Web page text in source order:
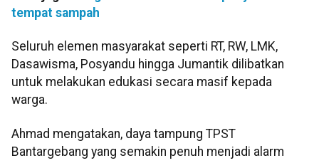
tempat sampah
Seluruh elemen masyarakat seperti RT, RW, LMK,
Dasawisma, Posyandu hingga Jumantik dilibatkan
untuk melakukan edukasi secara masif kepada
warga.
Ahmad mengatakan, daya tampung TPST
Bantargebang yang semakin penuh menjadi alarm